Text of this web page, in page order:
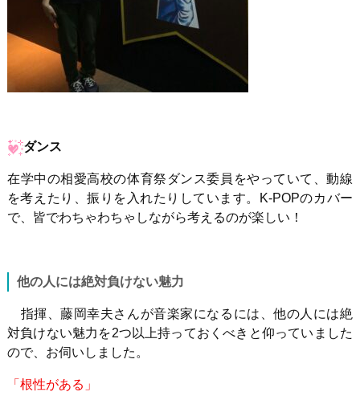
ダンス
在学中の相愛高校の体育祭ダンス委員をやっていて、動線
を考えたり、振りを入れたりしています。K‐POPのカバー
で、皆でわちゃわちゃしながら考えるのが楽しい！
他の人には絶対負けない魅力
指揮、藤岡幸夫さんが音楽家になるには、他の人には絶
対負けない魅力を2つ以上持っておくべきと仰っていました
ので、お伺いしました。
「根性がある」